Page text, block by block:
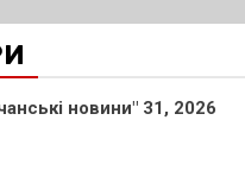
новини" 31, 2026